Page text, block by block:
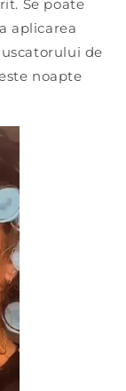
Se poate
aplicarea
de
noapte